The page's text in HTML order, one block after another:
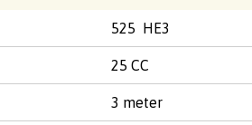
525 HE3
25 CC
3 meter